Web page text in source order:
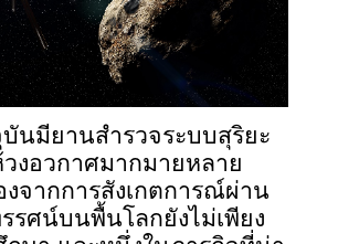
านสำรวจระบบสุริยะ
งอวกาศมากมายหลาย
งจากการสังเกตการณ์ผ่าน
รศน์บนพื้นโลกยังไม่เพียง